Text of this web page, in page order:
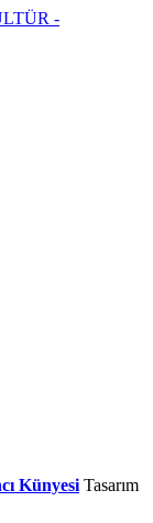
-
Künyesi Tasarım